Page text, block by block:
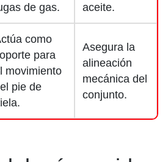
de gas.
aceite.
como
para
movimiento
pie de
Asegura la
alineación
mecánica del
conjunto.